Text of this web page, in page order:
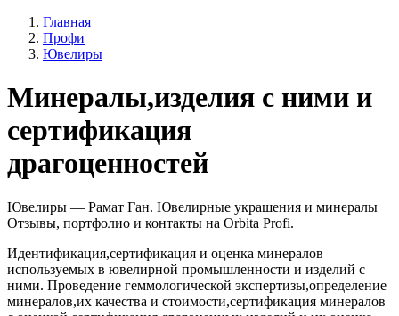
Главная
Профи
Ювелиры
Минералы,изделия с ними и
сертификация
драгоценностей
Ювелиры — Рамат Ган. Ювелирные украшения и минералы
Отзывы, портфолио и контакты на Orbita Profi.
Идентификация,сертификация и оценка минералов
используемых в ювелирной промышленности и изделий с
ними. Проведение геммологической экспертизы,определение
минералов,их качества и стоимости,сертификация минералов